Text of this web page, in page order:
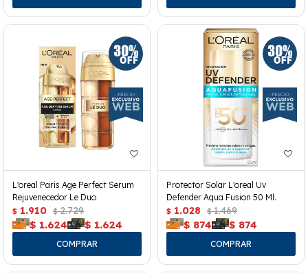
L'oreal Paris Age Perfect Serum
Rejuvenecedor Le Duo
$ 1.910 $ 2.729
$ 1.624 $ 1.624
Protector Solar L'oreal Uv
Defender Aqua Fusion 50 Ml.
$ 1.028 $ 1.469
$ 874 $ 874